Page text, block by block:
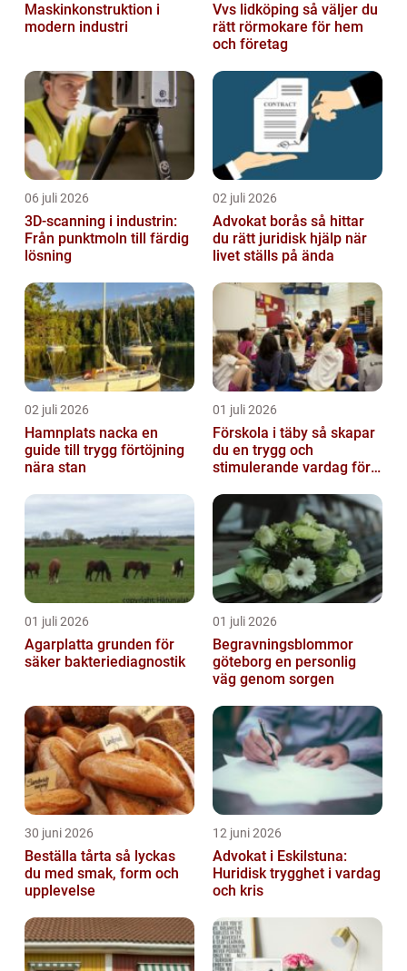
Maskinkonstruktion i
modern industri
Vvs lidköping så väljer du
rätt rörmokare för hem
och företag
06 juli 2026
3D-scanning i industrin:
Från punktmoln till färdig
lösning
02 juli 2026
Advokat borås så hittar
du rätt juridisk hjälp när
livet ställs på ända
02 juli 2026
Hamnplats nacka en
guide till trygg förtöjning
nära stan
01 juli 2026
Förskola i täby så skapar
du en trygg och
stimulerande vardag för
01 juli 2026
Agarplatta grunden för
säker bakteriediagnostik
01 juli 2026
Begravningsblommor
göteborg en personlig
väg genom sorgen
30 juni 2026
Beställa tårta så lyckas
du med smak, form och
upplevelse
12 juni 2026
Advokat i Eskilstuna:
Huridisk trygghet i vardag
och kris